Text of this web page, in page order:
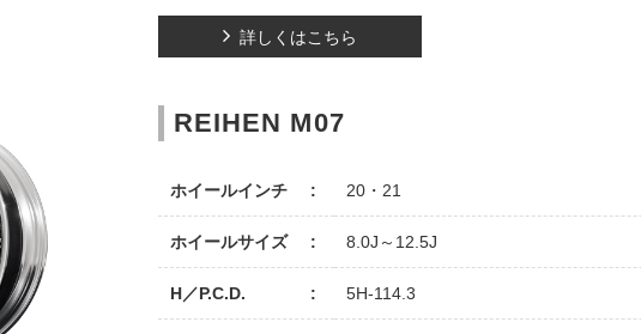
詳しくはこちら
REIHEN M07
ホイールインチ 20・21
ホイールサイズ 8.0J～12.5J
H／P.C.D. 5H-114.3